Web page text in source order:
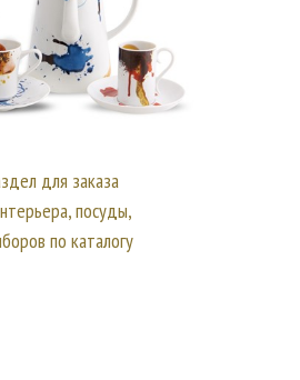
для заказа
посуды,
по каталогу